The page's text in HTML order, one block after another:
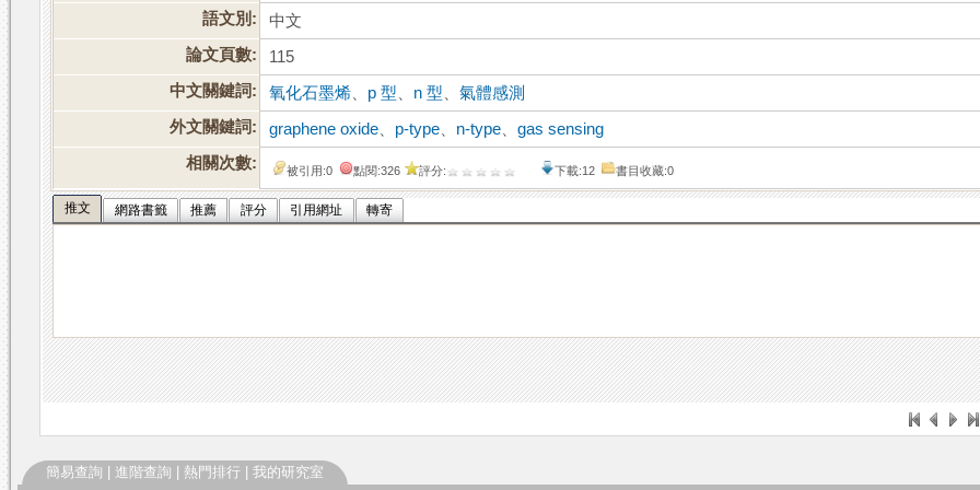
語文別:
中文
論文頁數:
115
中文關鍵詞:
氧化石墨烯 p 型 n 型 、氣體感測
外文關鍵詞:
graphene oxide p-type n-type 、gas sensing
相關次數:
被引用:0 點閱:326 評分: 下載:12 書目收藏:0
推文 網路書籤 推薦 評分 引用網址 轉寄
簡易查詢 進階查詢 熱門排行 我的研究室